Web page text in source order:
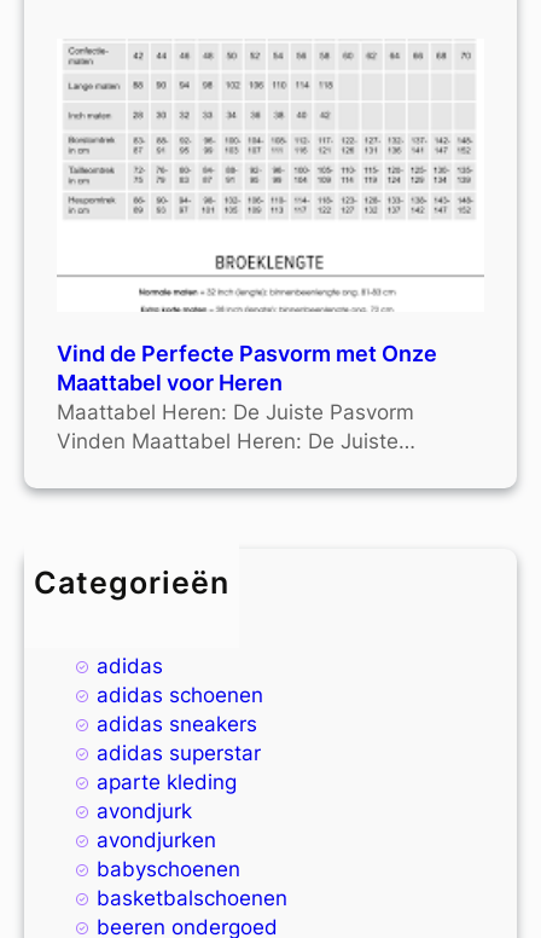
Vind de Perfecte Pasvorm met Onze
Maattabel voor Heren
Maattabel Heren: De Juiste Pasvorm
Vinden Maattabel Heren: De Juiste…
Categorieën
4xl
adidas
adidas schoenen
adidas sneakers
adidas superstar
aparte kleding
avondjurk
avondjurken
babyschoenen
basketbalschoenen
beeren ondergoed